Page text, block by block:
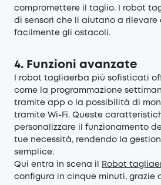
compromettere il taglio. I robot
di sensori che li aiutano a rilevare
facilmente gli ostacoli.
4. Funzioni avanzate
I robot tagliaerba più sofisticati
come la programmazione
tramite app o la possibilità di
tramite Wi-Fi. Queste
personalizzare il funzionamento
tue necessità, rendendo la
semplice.
Qui entra in scena il
Robot
configura in cinque minuti, grazie